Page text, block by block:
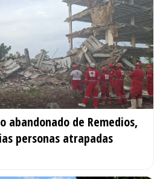
abandonado de Remedios,
personas atrapadas